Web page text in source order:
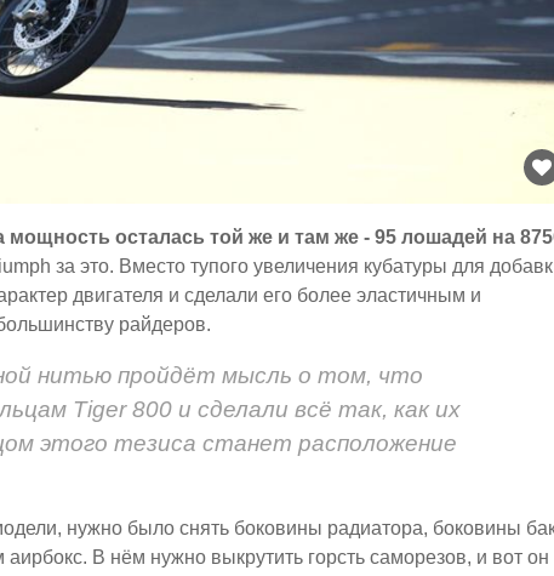
осталась той же и там же - 95 лошадей на
за это. Вместо тупого увеличения кубатуры для
двигателя и сделали его более эластичным и
райдеров.
нитью пройдёт мысль о том, что
Tiger 800 и сделали всё так, как их
этого тезиса станет расположение
нужно было снять боковины радиатора, боковины
В нём нужно выкрутить горсть саморезов, и вот он